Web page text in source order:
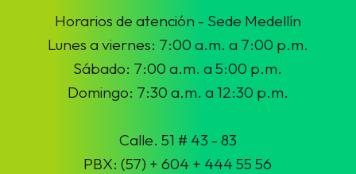
Horarios de atención - Sede Medellín
Lunes a viernes: 7:00 a.m. a 7:00 p.m.
Sábado: 7:00 a.m. a 5:00 p.m.
Domingo: 7:30 a.m. a 12:30 p.m.
Calle. 51 # 43 - 83
PBX: (57) + 604 + 444 55 56